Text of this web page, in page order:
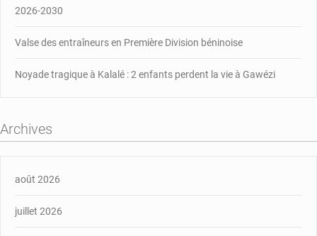
2026-2030
Valse des entraîneurs en Première Division béninoise
Noyade tragique à Kalalé : 2 enfants perdent la vie à Gawézi
Archives
août 2026
juillet 2026